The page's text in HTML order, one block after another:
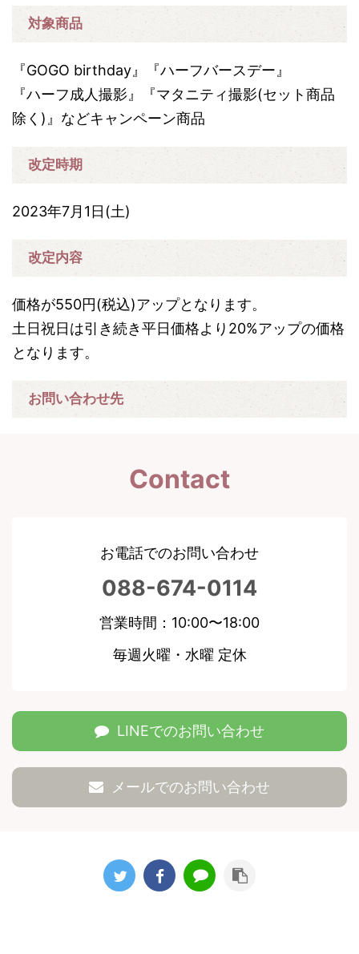
対象商品
『GOGO birthday』『ハーフバースデー』
『ハーフ成人撮影』『マタニティ撮影(セット商品
除く)』などキャンペーン商品
改定時期
2023年7月1日(土)
改定内容
価格が550円(税込)アップとなります。
土日祝日は引き続き平日価格より20%アップの価格
となります。
お問い合わせ先
Contact
お電話でのお問い合わせ
088-674-0114
営業時間：10:00〜18:00
毎週火曜・水曜 定休
LINEでのお問い合わせ
メールでのお問い合わせ